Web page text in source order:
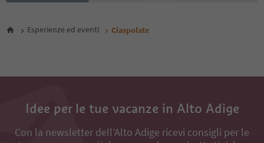
Esperienze ed eventi Ciaspolate
Idee per le tue vacanze in Alto Adige
Con la newsletter dell’Alto Adige ricevi consigli per le